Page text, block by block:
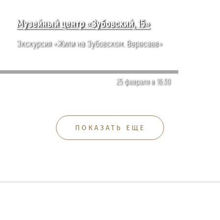
25 февраля в 16:30
Музейный центр «Зубовский, 15»
Экскурсия «Жили на Зубовском. Вересаев»
ПОКАЗАТЬ ЕЩЕ